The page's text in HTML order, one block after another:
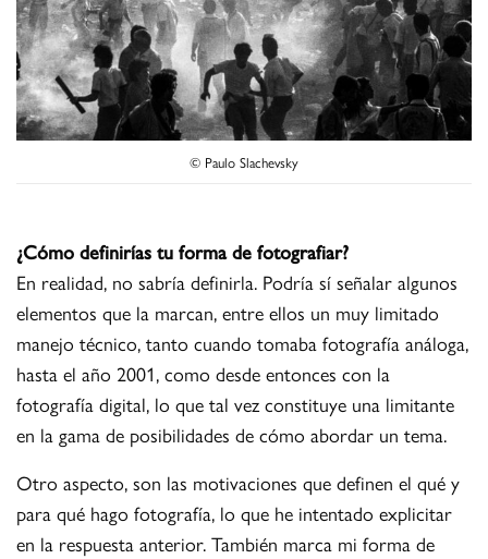
© Paulo Slachevsky
¿Cómo definirías tu forma de fotografiar?
En realidad, no sabría definirla. Podría sí señalar algunos
elementos que la marcan, entre ellos un muy limitado
manejo técnico, tanto cuando tomaba fotografía análoga,
hasta el año 2001, como desde entonces con la
fotografía digital, lo que tal vez constituye una limitante
en la gama de posibilidades de cómo abordar un tema.
Otro aspecto, son las motivaciones que definen el qué y
para qué hago fotografía, lo que he intentado explicitar
en la respuesta anterior. También marca mi forma de